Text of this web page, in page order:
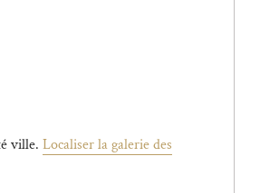
ville. Localiser la galerie des